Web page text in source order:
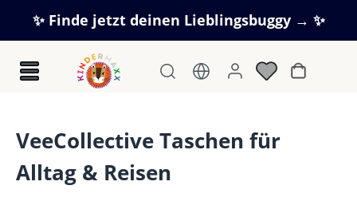
Zum Hauptinhalt springen
✨ Finde jetzt deinen Lieblingsbuggy → ✨
VeeCollective Taschen für
Alltag & Reisen